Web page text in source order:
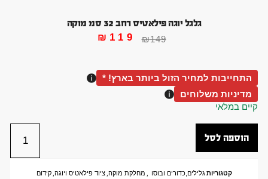
גלגל יוגה פילאטיס רחב 32 סמ מוקה
₪149
₪ 119
התחייבות למחיר הזול ביותר בארץ! *
מדיניות משלוחים
קיים במלאי
הוספה לסל
קטגוריות גלילים,כדורים ובוסו , מחלקת מוקה,ציוד פילאטיס ויוגה,קידום